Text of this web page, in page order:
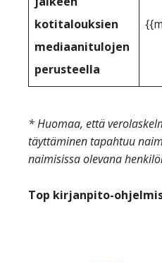
kotitalouksien
mediaanitulojen
perusteella
* Huomaa, että
täyttäminen tapahtuu
naimisissa olevana
Top kirjanpito-